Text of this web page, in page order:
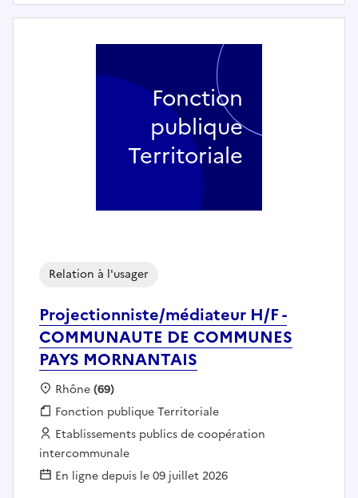
Projectionniste/médiateur H/F -
COMMUNAUTE DE COMMUNES
PAYS MORNANTAIS
Relation à l'usager
Localisation :
Rhône(69)
Fonction publique :
Fonction publique Territoriale
Employeur :
Etablissements publics de coopération
intercommunale
En ligne depuis le 09 juillet 2026
Fonction
publique
Territoriale